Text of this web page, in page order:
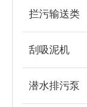
拦污输送类
刮吸泥机
潜水排污泵